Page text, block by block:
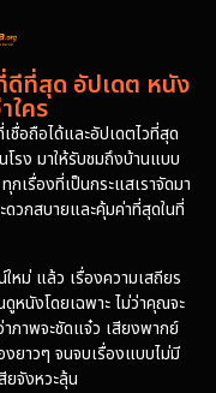
ที่สุด อัปเดต หนัง
ใคร
ชื่อถือได้และอัปเดตไวที่สุด
รง มาให้รับชมถึงบ้านแบบ
เรื่องที่เป็นกระแสเราจัดมา
วกสบายและคุ้มค่าที่สุดในที่
หม่ แล้ว เรื่องความเสถียร
หนังโดยเฉพาะ ไม่ว่าคุณจะ
าภาพจะชัดแจ๋ว เสียงพากย์
งยาวๆ จนจบเรื่องแบบไม่มี
จังหวะลุ้น